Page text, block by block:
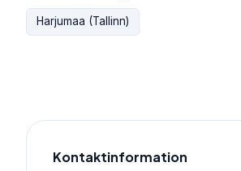
Harjumaa (Tallinn)
Kontaktinformation